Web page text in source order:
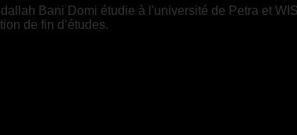
Bani Domi étudie à l'université de Petra et
de fin d’études.